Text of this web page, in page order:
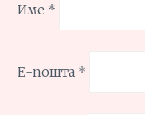
Име *
Е-пошта *